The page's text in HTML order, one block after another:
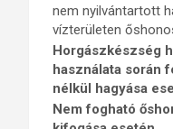
nem nyilvántartott
vízterületen
Horgászkészség
használata során
nélkül hagyása
Nem fogható